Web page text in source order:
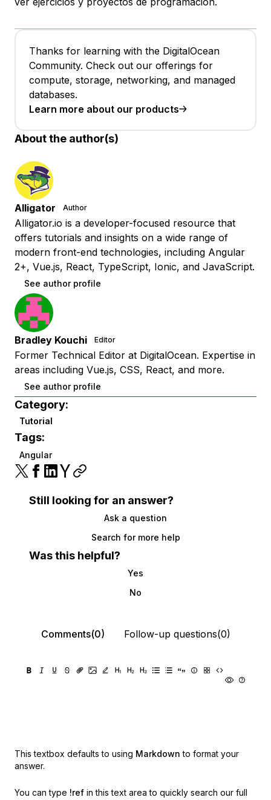
Thanks for learning with the DigitalOcean
Community. Check out our offerings for
compute, storage, networking, and managed
databases.
Learn more about our products
About the author(s)
Alligator Author
Alligator.io is a developer-focused resource that
offers tutorials and insights on a wide range of
modern front-end technologies, including Angular
2+, Vue.js, React, TypeScript, Ionic, and JavaScript.
See author profile
Bradley Kouchi Editor
Former Technical Editor at DigitalOcean. Expertise in
areas including Vue.js, CSS, React, and more.
See author profile
Category:
Tutorial
Tags:
Angular
Still looking for an answer?
Ask a question
Search for more help
Was this helpful?
Yes
No
Comments(0) Follow-up questions(0)
This textbox defaults to using Markdown to format your
answer.
You can type !ref in this text area to quickly search our full